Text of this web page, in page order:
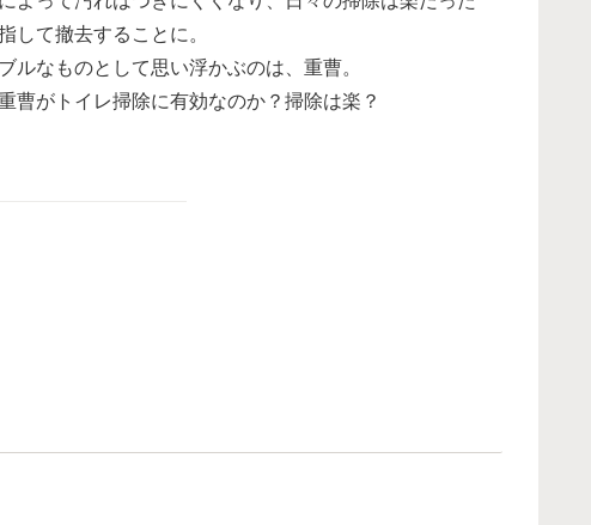
して撤去することに。
ルなものとして思い浮かぶのは、重曹。
曹がトイレ掃除に有効なのか？掃除は楽？